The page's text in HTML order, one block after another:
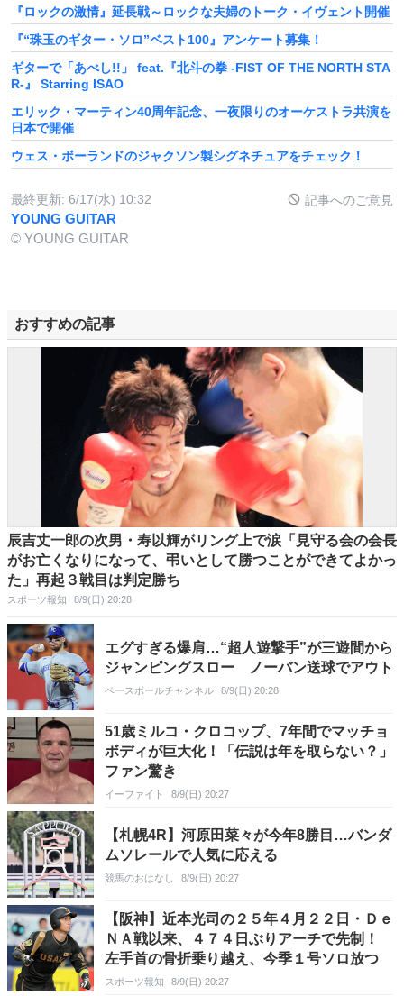
『ロックの激情』延長戦～ロックな夫婦のトーク・イヴェント開催
『“珠玉のギター・ソロ”ベスト100』アンケート募集！
ギターで「あべし!!」 feat.『北斗の拳 -FIST OF THE NORTH STA
R-』 Starring ISAO
エリック・マーティン40周年記念、一夜限りのオーケストラ共演を
日本で開催
ウェス・ボーランドのジャクソン製シグネチュアをチェック！
最終更新: 6/17(水) 10:32 記事へのご意見
YOUNG GUITAR
© YOUNG GUITAR
おすすめの記事
辰吉丈一郎の次男・寿以輝がリング上で涙「見守る会の会長
がお亡くなりになって、弔いとして勝つことができてよかっ
た」再起３戦目は判定勝ち
スポーツ報知 8/9(日) 20:28
エグすぎる爆肩…“超人遊撃手”が三遊間から
ジャンピングスロー ノーバン送球でアウト
ベースボールチャンネル 8/9(日) 20:28
51歳ミルコ・クロコップ、7年間でマッチョ
ボディが巨大化！「伝説は年を取らない？」
ファン驚き
イーファイト 8/9(日) 20:27
【札幌4R】河原田菜々が今年8勝目…バンダ
ムソレールで人気に応える
競馬のおはなし 8/9(日) 20:27
【阪神】近本光司の２５年４月２２日・Ｄｅ
ＮＡ戦以来、４７４日ぶりアーチで先制！
左手首の骨折乗り越え、今季１号ソロ放つ
スポーツ報知 8/9(日) 20:27